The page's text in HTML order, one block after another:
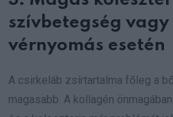
szívbetegség vagy
vérnyomás esetén
A csirkeláb zsírtartalma főleg a
magasabb. A kollagén